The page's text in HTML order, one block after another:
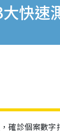
大快
確診個案數